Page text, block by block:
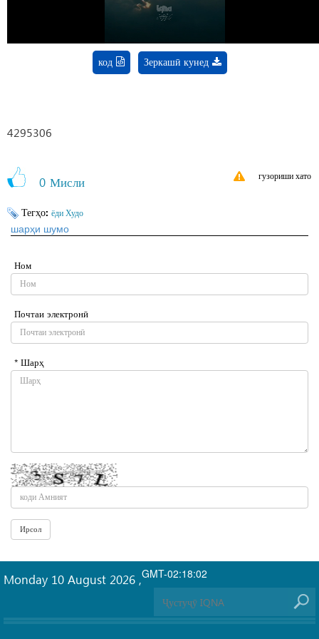
код Зеркашӣ кунед
4295306
0 Мисли гузориши хато
Тегҳо: ёди Худо
шарҳи шумо
Ном
Почтаи электронӣ
* Шарҳ
GMT-02:18:02
Monday 10 August 2026 ,